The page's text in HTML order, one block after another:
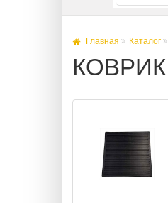
Главная Каталог